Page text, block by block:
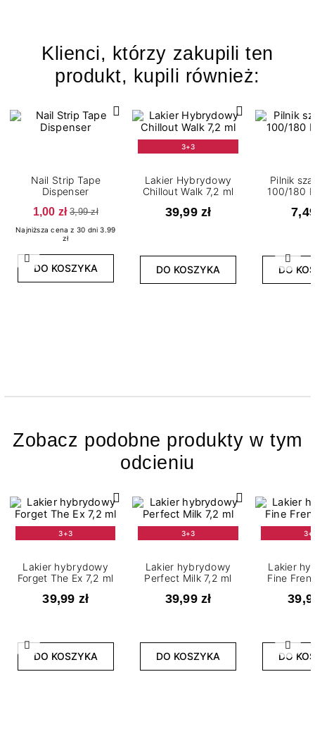
Klienci, którzy zakupili ten
produkt, kupili również:
Poprzedni
Nail Strip Tape
Dispenser
1,00 zł 3,99 zł
Najniższa cena z 30 dni 3.99
zł
DO KOSZYKA
3+3
Lakier Hybrydowy
Chillout Walk 7,2 ml
39,99 zł
DO KOSZYKA
Pilnik
100/180
DO
Zobacz podobne produkty w tym
odcieniu
Poprzedni
3+3
Lakier hybrydowy
Forget The Ex 7,2 ml
39,99 zł
DO KOSZYKA
3+3
Lakier hybrydowy
Perfect Milk 7,2 ml
39,99 zł
DO KOSZYKA
Lakier
Fine
DO